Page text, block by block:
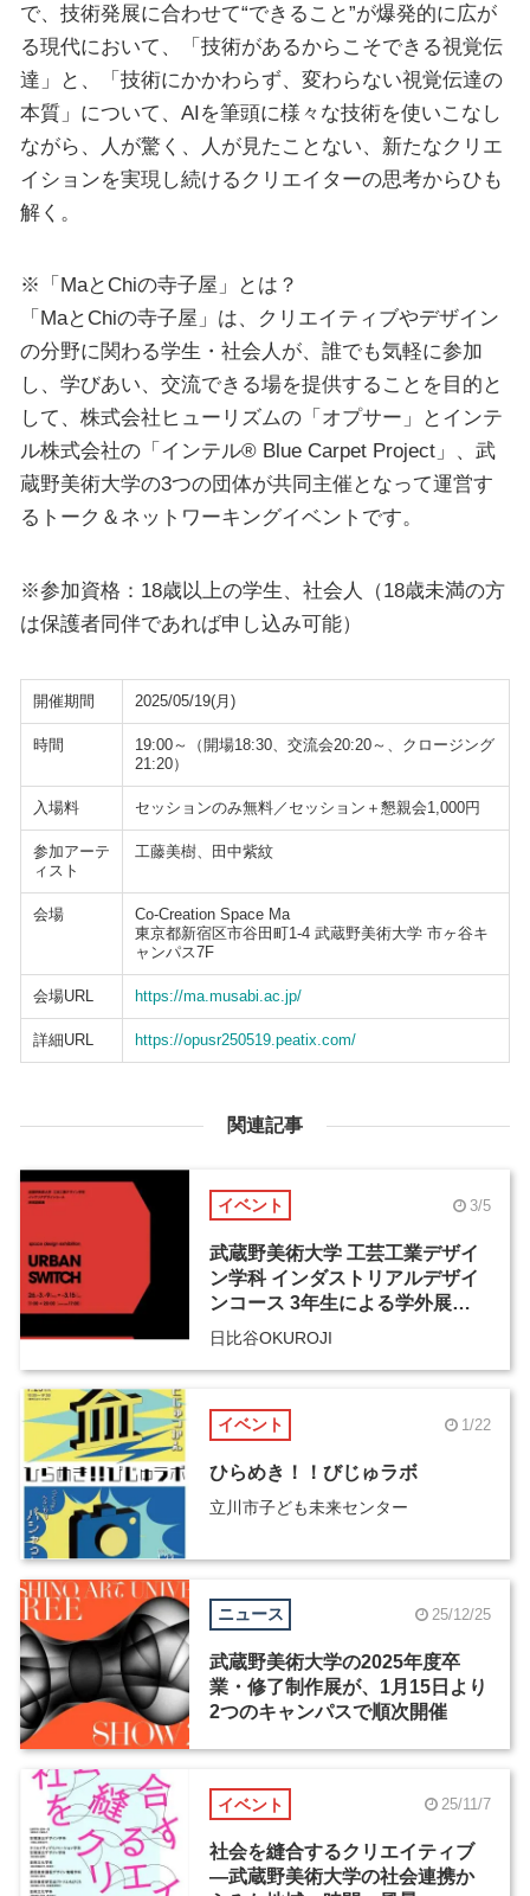
で、技術発展に合わせて“できること”が爆発的に広が
る現代において、「技術があるからこそできる視覚伝
達」と、「技術にかかわらず、変わらない視覚伝達の
本質」について、AIを筆頭に様々な技術を使いこなし
ながら、人が驚く、人が見たことない、新たなクリエ
イションを実現し続けるクリエイターの思考からひも
解く。
※「MaとChiの寺子屋」とは？
「MaとChiの寺子屋」は、クリエイティブやデザイン
の分野に関わる学生・社会人が、誰でも気軽に参加
し、学びあい、交流できる場を提供することを目的と
して、株式会社ヒューリズムの「オプサー」とインテ
ル株式会社の「インテル® Blue Carpet Project」、武
蔵野美術大学の3つの団体が共同主催となって運営す
るトーク＆ネットワーキングイベントです。
※参加資格：18歳以上の学生、社会人（18歳未満の方
は保護者同伴であれば申し込み可能）
開催期間 2025/05/19(月)
時間
19:00～（開場18:30、交流会20:20～、クロージング
21:20）
入場料 セッションのみ無料／セッション＋懇親会1,000円
参加アーテ
ィスト
工藤美樹、田中紫紋
会場
Co-Creation Space Ma
東京都新宿区市谷田町1-4 武蔵野美術大学 市ヶ谷キ
ャンパス7F
会場URL https://ma.musabi.ac.jp/
詳細URL https://opusr250519.peatix.com/
関連記事
イベント 3/5
武蔵野美術大学 工芸工業デザイ
ン学科 インダストリアルデザイ
ンコース 3年生による学外展
「URBAN SWITCH」
日比谷OKUROJI
イベント 1/22
ひらめき！！びじゅラボ
立川市子ども未来センター
ニュース 25/12/25
武蔵野美術大学の2025年度卒
業・修了制作展が、1月15日より
2つのキャンパスで順次開催
イベント 25/11/7
社会を縫合するクリエイティブ
―武蔵野美術大学の社会連携か